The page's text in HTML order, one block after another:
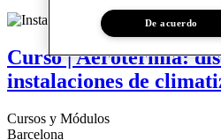
Curso | Aerotermia:
instalaciones de
Cursos y Módulos
Barcelona
De acuerdo